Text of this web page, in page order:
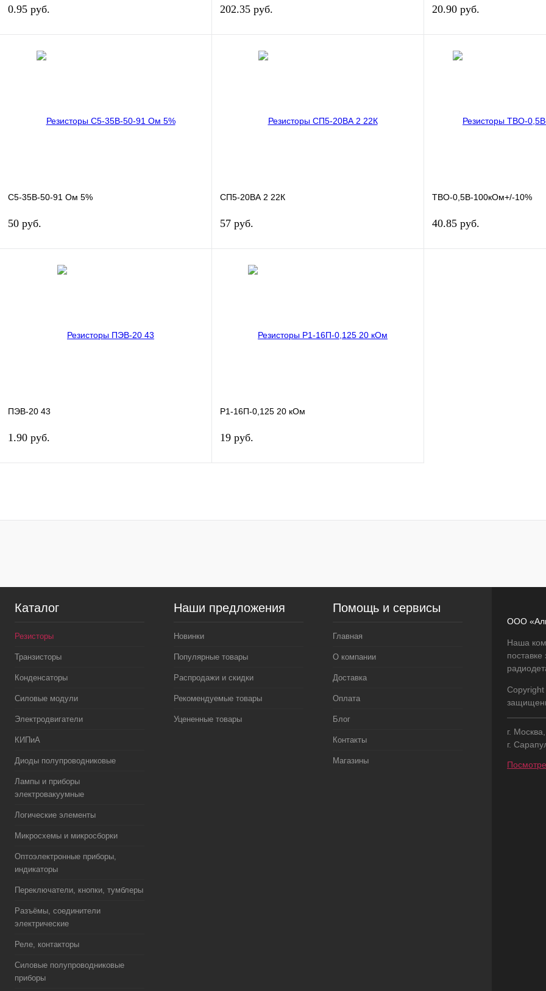
0.95 руб.
наличии
202.35 руб.
наличии
20.90 руб.
С5-35В-50-91 Ом 5%
50 руб.
наличии
СП5-20ВА 2 22К
57 руб.
наличии
ТВО-0,5В-100кОм+/-10%
40.85 руб.
ПЭВ-20 43
1.90 руб.
Купить в 1 клик К сравнению
Р1-16П-0,125 20 кОм
19 руб.
Купить в 1 клик К сравнению
Каталог
Резисторы
Транзисторы
Конденсаторы
Силовые модули
Электродвигатели
КИПиА
Диоды полупроводниковые
Лампы и приборы
электровакуумные
Логические элементы
Микросхемы и микросборки
Оптоэлектронные приборы,
индикаторы
Переключатели, кнопки, тумблеры
Разъёмы, соединители
электрические
Реле, контакторы
Силовые полупроводниковые
приборы
Наши предложения
Новинки
Популярные товары
Распродажи и скидки
Рекомендуемые товары
Уцененные товары
Помощь и сервисы
Главная
О компании
Доставка
Оплата
Блог
Контакты
Магазины
ООО
Наша
г.
г.